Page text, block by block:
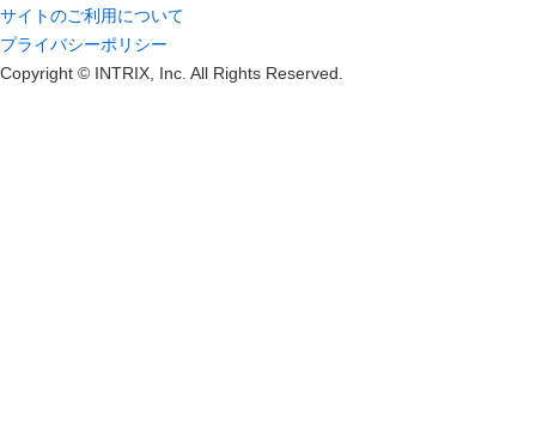
サイトのご利用について
プライバシーポリシー
Copyright © INTRIX, Inc. All Rights Reserved.